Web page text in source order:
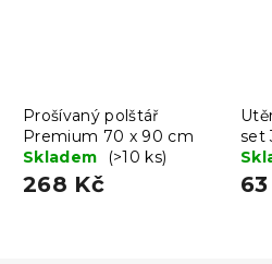
Prošívaný polštář
Premium 70 x 90 cm
Skladem
(>10 ks)
268 Kč
set